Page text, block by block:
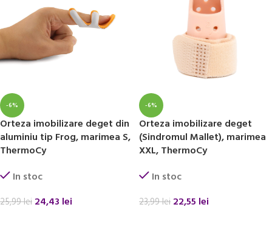
-6%
Orteza imobilizare deget din
aluminiu tip Frog, marimea S,
ThermoCy
In stoc
25,99lei 24,43 lei
-6%
Orteza imobilizare deget
(Sindromul Mallet), marimea
XXL, ThermoCy
In stoc
23,99lei 22,55 lei